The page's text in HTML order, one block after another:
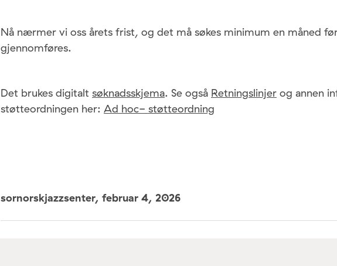
Nå nærmer vi oss årets frist, og det må søkes minimum en måned
gjennomføres.
Det brukes digitalt søknadsskjema. Se også Retningslinjer og annen
støtteordningen her: Ad hoc- støtteordning
sornorskjazzsenter, februar 4, 2026